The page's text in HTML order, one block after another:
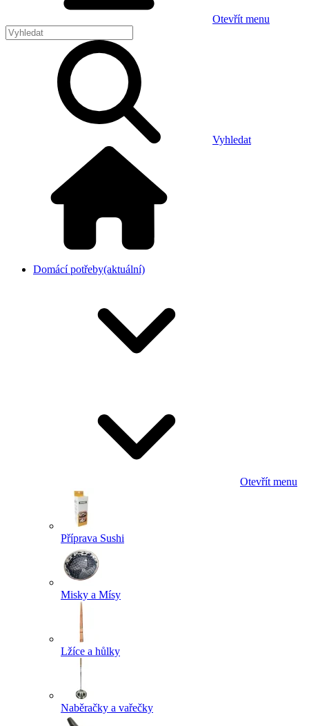
Otevřít menu
Vyhledat
Domácí potřeby(aktuální)
Otevřít menu
Příprava Sushi
Misky a Mísy
Lžíce a hůlky
Naběračky a vařečky